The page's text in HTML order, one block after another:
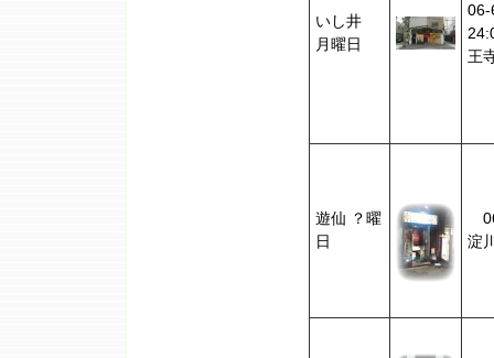
いし井
月曜日
王
遊仙 ？曜
日
淀